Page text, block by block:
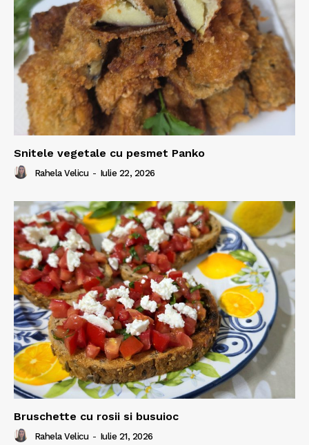
Snitele vegetale cu pesmet Panko
Rahela Velicu - Iulie 22, 2026
Bruschette cu rosii si busuioc
Rahela Velicu - Iulie 21, 2026